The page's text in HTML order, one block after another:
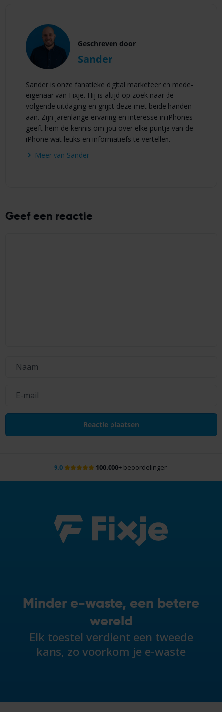
Geschreven door
Sander
Sander is onze fanatieke digital marketeer en mede-
eigenaar van Fixje. Hij is altijd op zoek naar de
volgende uitdaging en grijpt deze met beide handen
aan. Zijn jarenlange ervaring en interesse in iPhones
geeft hem de kennis om jou over elke puntje van de
iPhone wat leuks en informatiefs te vertellen.
Meer van Sander
Geef een reactie
9.0 100.000+ beoordelingen
Minder e-waste, een betere
wereld
Elk toestel verdient een tweede
kans, zo voorkom je e-waste